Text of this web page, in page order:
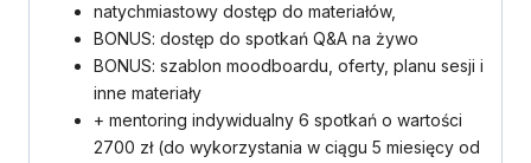
natychmiastowy dostęp do materiałów,
BONUS: dostęp do spotkań Q&A na żywo
BONUS: szablon moodboardu, oferty, planu sesji i
inne materiały
+ mentoring indywidualny 6 spotkań o wartości
2700 zł (do wykorzystania w ciągu 5 miesięcy od